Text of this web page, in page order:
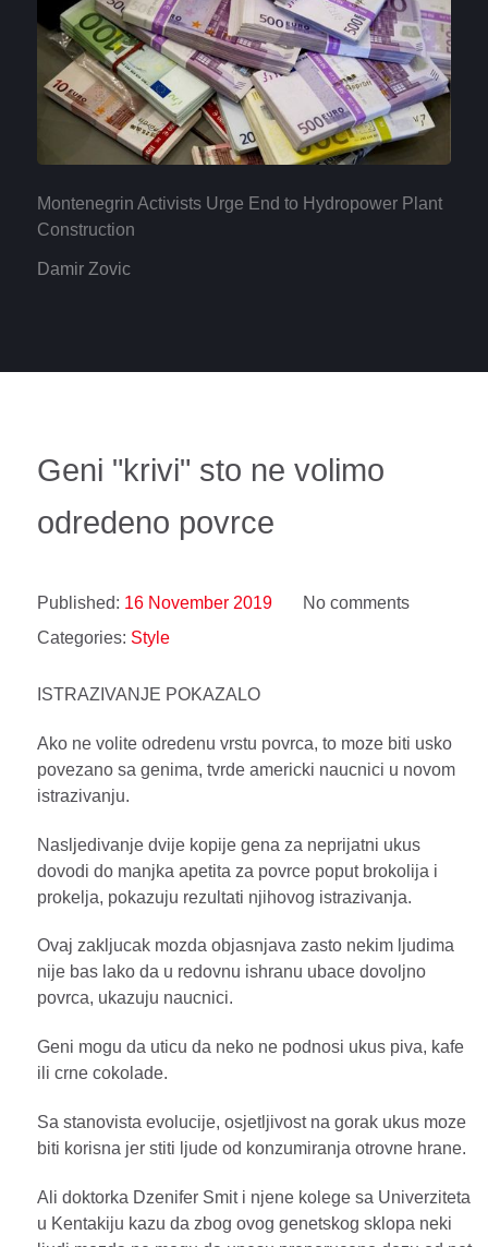
Montenegrin Activists Urge End to Hydropower Plant
Construction
Damir Zovic
Geni "krivi" sto ne volimo
odredeno povrce
Published: 16 November 2019
No comments
Categories: Style
ISTRAZIVANJE POKAZALO
Ako ne volite odredenu vrstu povrca, to moze biti usko
povezano sa genima, tvrde americki naucnici u novom
istrazivanju.
Nasljedivanje dvije kopije gena za neprijatni ukus
dovodi do manjka apetita za povrce poput brokolija i
prokelja, pokazuju rezultati njihovog istrazivanja.
Ovaj zakljucak mozda objasnjava zasto nekim ljudima
nije bas lako da u redovnu ishranu ubace dovoljno
povrca, ukazuju naucnici.
Geni mogu da uticu da neko ne podnosi ukus piva, kafe
ili crne cokolade.
Sa stanovista evolucije, osjetljivost na gorak ukus moze
biti korisna jer stiti ljude od konzumiranja otrovne hrane.
Ali doktorka Dzenifer Smit i njene kolege sa Univerziteta
u Kentakiju kazu da zbog ovog genetskog sklopa neki